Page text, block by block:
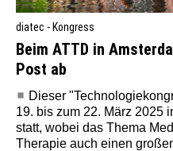
diatec - Kongress
Beim ATTD in
Post ab
Dieser
19. bis zum 22. März 2025
statt, wobei das Thema
Therapie auch einen